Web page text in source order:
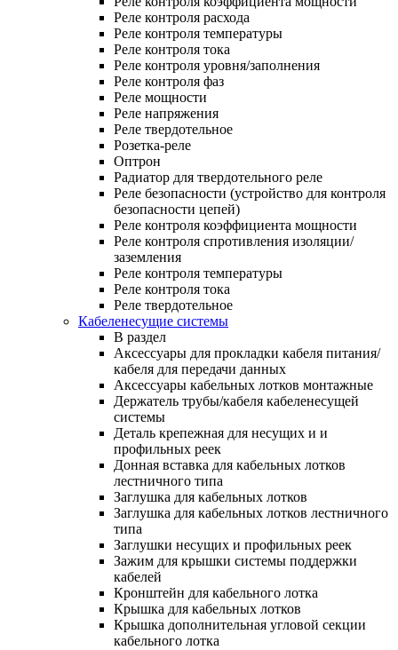
Реле контроля расхода
Реле контроля температуры
Реле контроля тока
Реле контроля уровня/заполнения
Реле контроля фаз
Реле мощности
Реле напряжения
Реле твердотельное
Розетка-реле
Оптрон
Радиатор для твердотельного реле
Реле безопасности (устройство для контроля
безопасности цепей)
Реле контроля коэффициента мощности
Реле контроля спротивления изоляции/
заземления
Реле контроля температуры
Реле контроля тока
Реле твердотельное
Кабеленесущие системы
В раздел
Аксессуары для прокладки кабеля питания/
кабеля для передачи данных
Аксессуары кабельных лотков монтажные
Держатель трубы/кабеля кабеленесущей
системы
Деталь крепежная для несущих и и
профильных реек
Донная вставка для кабельных лотков
лестничного типа
Заглушка для кабельных лотков
Заглушка для кабельных лотков лестничного
типа
Заглушки несущих и профильных реек
Зажим для крышки системы поддержки
кабелей
Кронштейн для кабельного лотка
Крышка для кабельных лотков
Крышка дополнительная угловой секции
кабельного лотка